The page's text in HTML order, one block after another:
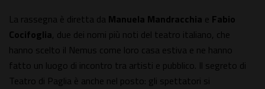
La rassegna è diretta da Manuela Mandracchia e Fabio
Cocifoglia, due dei nomi più noti del teatro italiano, che
hanno scelto il Nemus come loro casa estiva e ne hanno
fatto un luogo di incontro tra artisti e pubblico. Il segreto di
Teatro di Paglia è anche nel posto: gli spettatori si